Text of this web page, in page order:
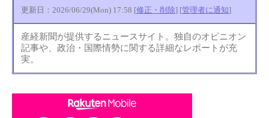
更新日：2026/06/29(Mon) 17:58 [修正・削除] [管理者に通知]
産経新聞が提供するニュースサイト。独自のオピニオン
記事や、政治・国際情勢に関する詳細なレポートが充
実。